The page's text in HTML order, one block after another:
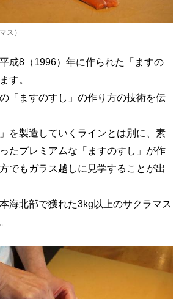
ス）
成8（1996）年に作られた「ますの
す。
「ますのすし」の作り方の技術を伝
を製造していくラインとは別に、素
たプレミアムな「ますのすし」が作
でもガラス越しに見学することが出
海北部で獲れた3kg以上のサクラマス